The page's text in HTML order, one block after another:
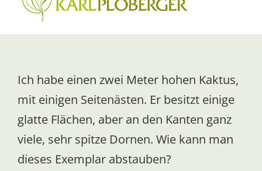
Ich habe einen zwei Meter hohen Kaktus,
mit einigen Seitenästen. Er besitzt einige
glatte Flächen, aber an den Kanten ganz
viele, sehr spitze Dornen. Wie kann man
dieses Exemplar abstauben?